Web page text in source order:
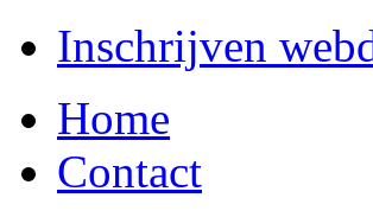
Inschrijven
Home
Contact